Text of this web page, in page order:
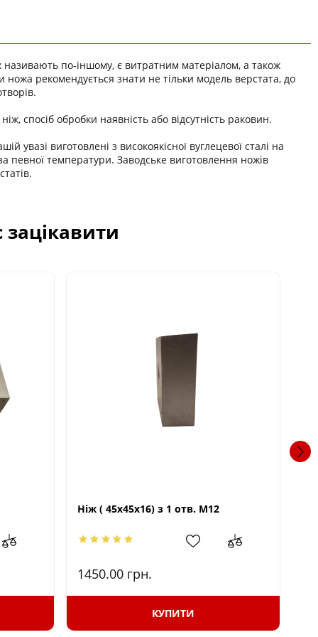
називають по-іншому, є витратним матеріалом, а також
рекомендується знати не тільки модель верстата, до
спосіб обробки наявність або відсутність раковин.
увазі виготовлені з високоякісної вуглецевої сталі на
певної температури. Заводське виготовлення ножів
Ніж ( 45х45х16) з 1 отв. М12
1450.00 грн.
КУПИТИ